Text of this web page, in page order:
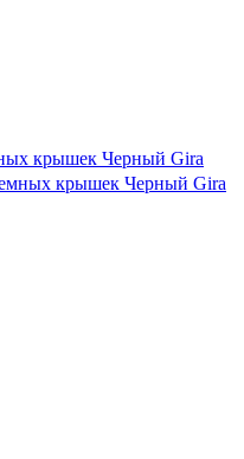
крышек Черный Gira